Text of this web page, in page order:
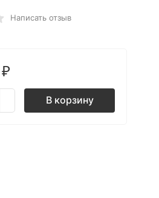
Написать отзыв
₽
В корзину